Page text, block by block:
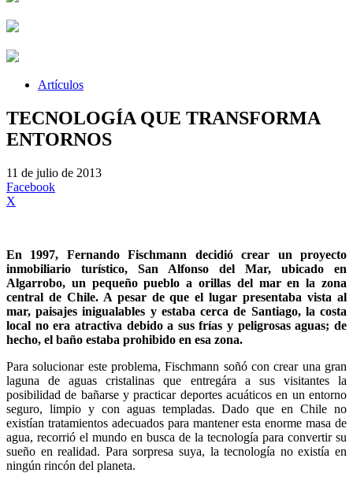
Artículos
TECNOLOGÍA QUE TRANSFORMA
ENTORNOS
11 de julio de 2013
Facebook
X
En 1997, Fernando Fischmann decidió crear un proyecto
inmobiliario turístico, San Alfonso del Mar, ubicado en
Algarrobo, un pequeño pueblo a orillas del mar en la zona
central de Chile. A pesar de que el lugar presentaba vista al
mar, paisajes inigualables y estaba cerca de Santiago, la costa
local no era atractiva debido a sus frías y peligrosas aguas; de
hecho, el baño estaba prohibido en esa zona.
Para solucionar este problema, Fischmann soñó con crear una gran
laguna de aguas cristalinas que entregára a sus visitantes la
posibilidad de bañarse y practicar deportes acuáticos en un entorno
seguro, limpio y con aguas templadas. Dado que en Chile no
existían tratamientos adecuados para mantener esta enorme masa de
agua, recorrió el mundo en busca de la tecnología para convertir su
sueño en realidad. Para sorpresa suya, la tecnología no existía en
ningún rincón del planeta.